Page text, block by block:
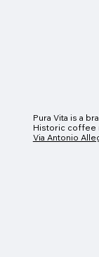
Pura Vita is a
Historic coffee
Via Antonio